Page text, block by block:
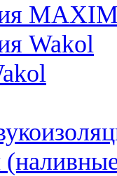
Wakol